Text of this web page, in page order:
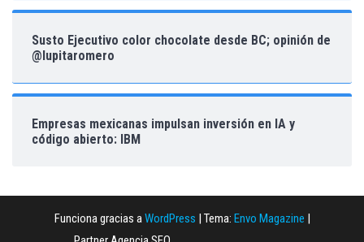
Susto Ejecutivo color chocolate desde BC; opinión de
@lupitaromero
Empresas mexicanas impulsan inversión en IA y
código abierto: IBM
Funciona gracias aWordPress Tema: Envo Magazine